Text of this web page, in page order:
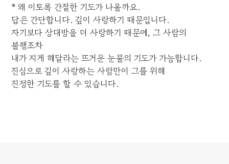
* 왜 이토록 간절한 기도가 나올까요.
답은 간단합니다. 깊이 사랑하기 때문입니다.
자기보다 상대방을 더 사랑하기 때문에, 그 사람의
불행조차
내가 지게 해달라는 뜨거운 눈물의 기도가 가능합니다.
진심으로 깊이 사랑하는 사람만이 그를 위해
진정한 기도를 할 수 있습니다.